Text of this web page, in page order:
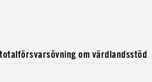
om värdlandsstöd